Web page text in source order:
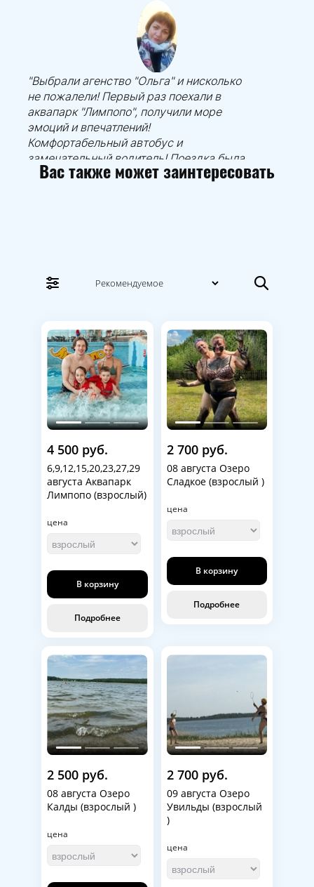
"Выбрали агенство "Ольга" и нисколько
не пожалели! Первый раз поехали в
аквапарк "Лимпопо", получили море
эмоций и впечатлений!
Комфортабельный автобус и
замечательный водитель! Поездка была
на позитиве! Ольга делилась полезной,
данным агентством в Екатеринбург в
спокойно. Сопровождающая Ольга
очень интересно всё рассказывала,
отвечала на все вопросы касаемо
отдыха. Поездка очень понравилась.
Спасибо, за отлично проведенное время
и новые эмоции.
Ирина Скрытник
Вас также может заинтересовать
4 500 руб.
6,9,12,15,20,23,27,29
августа Аквапарк
Лимпопо (взрослый)
цена
В корзину
Подробнее
2 700 руб.
08 августа Озеро
Сладкое (взрослый )
цена
В корзину
Подробнее
2 500 руб.
08 августа Озеро
Калды (взрослый )
цена
2 700 руб.
09 августа Озеро
Увильды (взрослый
)
цена